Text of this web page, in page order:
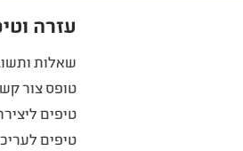
עזרה
שאלות
טופס צור
טיפים
טיפים